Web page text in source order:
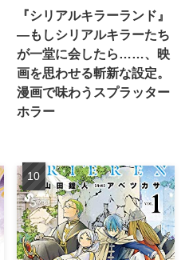
『シリアルキラーランド』
―もしシリアルキラーたち
が一堂に会したら……、映
画を思わせる斬新な設定。
漫画で味わうスプラッター
ホラー